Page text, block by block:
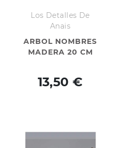
Los Detalles De
Anais
ARBOL NOMBRES
MADERA 20 CM
13,50 €